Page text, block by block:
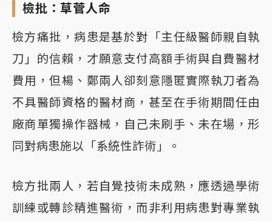
檢批：草菅人命
檢方痛批，病患是基於對「主任級醫師親自執
刀」的信賴，才願意支付高額手術與自費醫材
費用，但楊、鄭兩人卻刻意隱匿實際執刀者為
不具醫師資格的醫材商，甚至在手術期間任由
廠商單獨操作器械，自己未刷手、未在場，形
同對病患施以「系統性詐術」。
檢方批兩人，若自覺技術未成熟，應透過學術
訓練或轉診精進醫術，而非利用病患對專業執